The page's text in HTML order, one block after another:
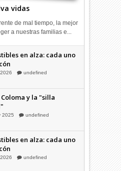
vidas
de mal tiempo, la mejor
a nuestras familias e...
la trazabilidad de los
2025 undefined
en alza: cada uno
2026 undefined
y la "silla
2025 undefined
en alza: cada uno